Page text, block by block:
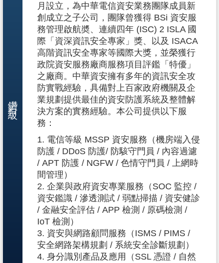
鑽石級
月設立，為中華電信資安業務團隊成員新
創成立之子公司，團隊曾獲得 BSi 資安服
務管理啟航奬、連續四年 (ISC) 2 ISLA 國
際「資深資訊安全專家」獎、以及 ISACA
高階資訊安全專家等國際大獎，並榮獲行
政院資安服務廠商服務項目評鑑「特優」
之廠商。中華資安擁有多年的資訊安全攻
防實戰經驗，具備對上百家政府機關及企
業規劃提供最佳的資安防護系統及整體解
決方案的實務經驗。本公司提供以下服
務：
1. 電信等級 MSSP 資安服務（機房端入侵
防護 / DDoS 防護/ 防駭守門員 / 內容過濾
/ APT 防護 / NGFW / 色情守門員 / 上網時
間管理）
2. 企業與政府資安專業服務（SOC 監控 /
資安鑑識 / 滲透測試 / 弱點掃描 / 資安健診
/ 金融安全評估 / APP 檢測 / 原碼檢測 /
IoT 檢測）
3. 資安與網路顧問服務（ISMS / PIMS /
安全網路架構規劃 / 系統安全診斷規劃）
4. 身分識別產品及應用（SSL 憑證 / 自然